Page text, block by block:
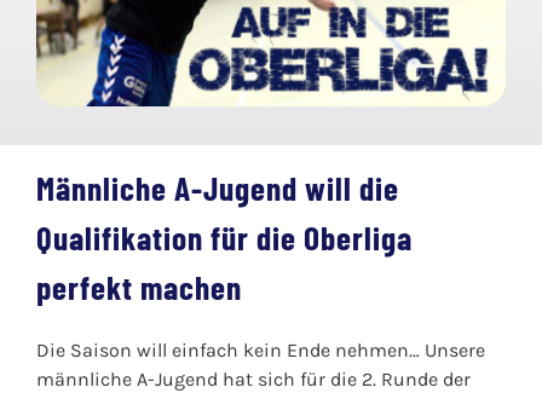
Männliche A-Jugend will die
Qualifikation für die Oberliga
perfekt machen
Die Saison will einfach kein Ende nehmen… Unsere
männliche A-Jugend hat sich für die 2. Runde der